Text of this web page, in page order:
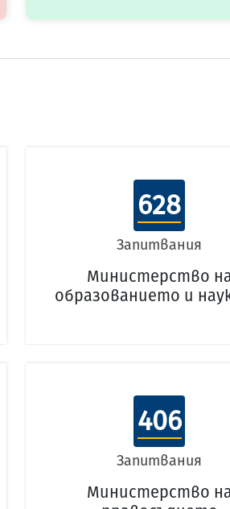
628
Запитвания
Министерство
образованието и
406
Запитвания
Министерство